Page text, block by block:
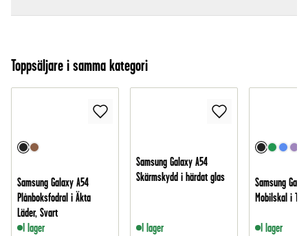
Toppsäljare i samma kategori
Samsung Galaxy A54
Plånboksfodral i Äkta
Läder, Svart
I lager
Samsung Galaxy A54
Skärmskydd i härdat glas
I lager
Samsung
Mobilskal i
I lager